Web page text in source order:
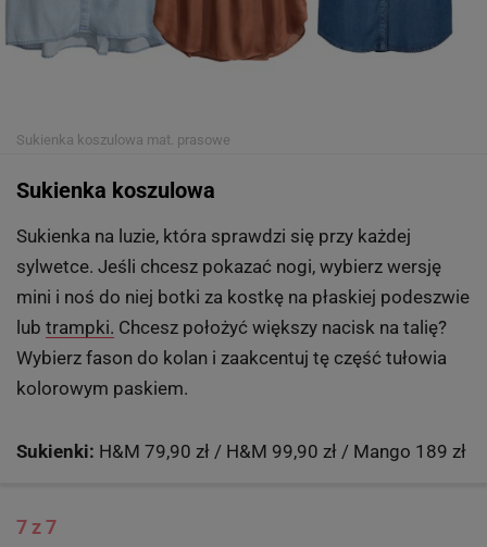
Sukienka koszulowa mat. prasowe
Sukienka koszulowa
Sukienka na luzie, która sprawdzi się przy każdej
sylwetce. Jeśli chcesz pokazać nogi, wybierz wersję
mini i noś do niej botki za kostkę na płaskiej podeszwie
lub trampki. Chcesz położyć większy nacisk na talię?
Wybierz fason do kolan i zaakcentuj tę część tułowia
kolorowym paskiem.
Sukienki: H&M 79,90 zł / H&M 99,90 zł / Mango 189 zł
7 z 7